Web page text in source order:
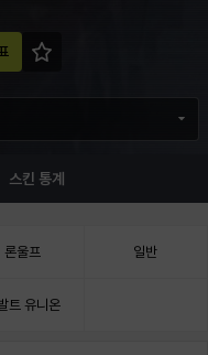
스킨 통계
론울프 일반
트 유니온